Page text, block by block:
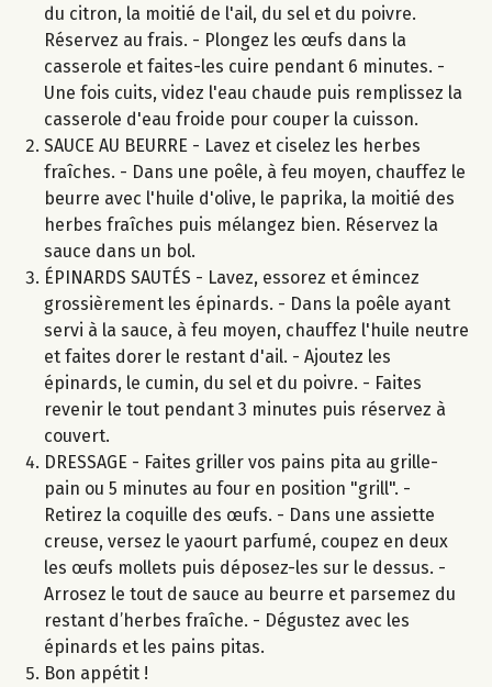
du citron, la moitié de l'ail, du sel et du poivre.
Réservez au frais. - Plongez les œufs dans la
casserole et faites-les cuire pendant 6 minutes. -
Une fois cuits, videz l'eau chaude puis remplissez la
casserole d'eau froide pour couper la cuisson.
SAUCE AU BEURRE - Lavez et ciselez les herbes
fraîches. - Dans une poêle, à feu moyen, chauffez le
beurre avec l'huile d'olive, le paprika, la moitié des
herbes fraîches puis mélangez bien. Réservez la
sauce dans un bol.
ÉPINARDS SAUTÉS - Lavez, essorez et émincez
grossièrement les épinards. - Dans la poêle ayant
servi à la sauce, à feu moyen, chauffez l'huile neutre
et faites dorer le restant d'ail. - Ajoutez les
épinards, le cumin, du sel et du poivre. - Faites
revenir le tout pendant 3 minutes puis réservez à
couvert.
DRESSAGE - Faites griller vos pains pita au grille-
pain ou 5 minutes au four en position "grill". -
Retirez la coquille des œufs. - Dans une assiette
creuse, versez le yaourt parfumé, coupez en deux
les œufs mollets puis déposez-les sur le dessus. -
Arrosez le tout de sauce au beurre et parsemez du
restant d’herbes fraîche. - Dégustez avec les
épinards et les pains pitas.
Bon appétit !